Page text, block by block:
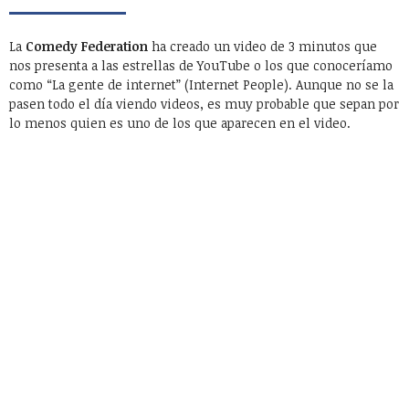
La Comedy Federation ha creado un video de 3 minutos que
nos presenta a las estrellas de YouTube o los que conoceríamo
como “La gente de internet” (Internet People). Aunque no se la
pasen todo el día viendo videos, es muy probable que sepan por
lo menos quien es uno de los que aparecen en el video.